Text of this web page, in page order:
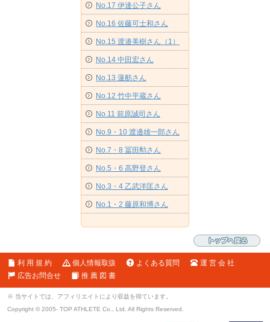
No.17 伊達公子さん
No.16 佐藤可士和さん
No.15 渡邉美樹さん（1）
No.14 中田宏さん
No.13 蓮舫さん
No.12 竹中平蔵さん
No.11 前原誠司さん
No.9・10 渡邊雄一郎さん
No.7・8 冨田勲さん
No.5・6 高野登さん
No.3・4 乙武洋匡さん
No.1・2 藤原和博さん
利 用 規 約 個人情報取扱 よくある質問
運 営 会 社
広告お問合せ
推 薦 図 書
※ 当サイトでは、アフィリエイトにより収益を得ています。
Copyright © 2005- TOP ATHLETE Co., Ltd. All Rights Reserved.